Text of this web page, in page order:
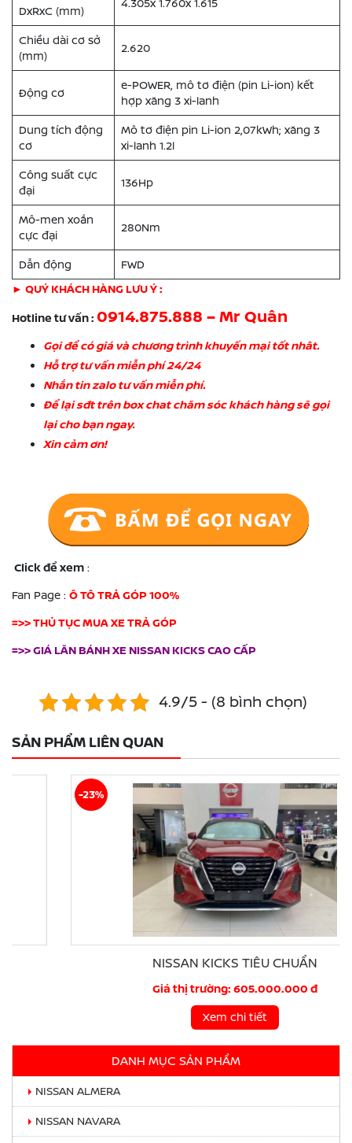
DxRxC (mm)
4.305x 1.760x 1.615
Chiều dài cơ sở
(mm)
2.620
Động cơ
e-POWER, mô tơ điện (pin Li-ion) kết
hợp xăng 3 xi-lanh
Dung tích động
cơ
Mô tơ điện pin Li-ion 2,07kWh; xăng 3
xi-lanh 1.2l
Công suất cực
đại
136Hp
Mô-men xoắn
cực đại
280Nm
Dẫn động
FWD
► QUÝ KHÁCH HÀNG LƯU Ý :
Hotline tư vấn : 0914.875.888 – Mr Quân
Gọi để có giá và chương trình khuyến mại tốt nhât.
Hỗ trợ tư vấn miễn phí 24/24
Nhắn tin zalo tư vấn miễn phí.
Để lại sđt trên box chat chăm sóc khách hàng sẽ gọi
lại cho bạn ngay.
Xin cảm ơn!
Click để xem :
Fan Page : Ô TÔ TRẢ GÓP 100%
=>> THỦ TỤC MUA XE TRẢ GÓP
=>> GIÁ LĂN BÁNH XE NISSAN KICKS CAO CẤP
4.9/5 - (8 bình chọn)
SẢN PHẨM LIÊN QUAN
NISSAN KICKS TIÊU CHUẨN
Giá thị trường: 605.000.000 đ
Xem chi tiết
DANH MỤC SẢN PHẨM
NISSAN ALMERA
NISSAN NAVARA